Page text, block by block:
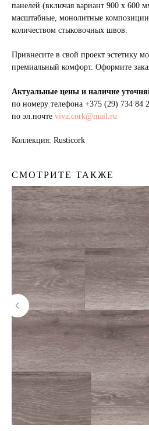
панелей (включая вариант 900 x 600
масштабные, монолитные
количеством стыковочных швов.
Привнесите в свой проект эстетику
премиальный комфорт. Оформите
Актуальные цены и наличие
по номеру телефона +375 (29) 734 84
по эл.почте viva.cork@mail.ru
Коллекция: Rusticork
СМОТРИТЕ ТАКЖЕ
О нас
Контакты
Проекты
Пробковая подложка
Лак для паркета
Клей для паркета
TrendCollection
Пробковая мебель
Стеновые панели
Пробковый пол